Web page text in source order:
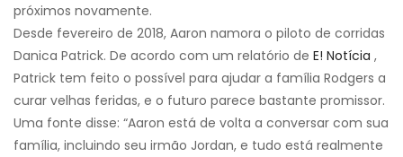
próximos novamente.
Desde fevereiro de 2018, Aaron namora o piloto de corridas
Danica Patrick. De acordo com um relatório de E! Notícia ,
Patrick tem feito o possível para ajudar a família Rodgers a
curar velhas feridas, e o futuro parece bastante promissor.
Uma fonte disse: “Aaron está de volta a conversar com sua
família, incluindo seu irmão Jordan, e tudo está realmente